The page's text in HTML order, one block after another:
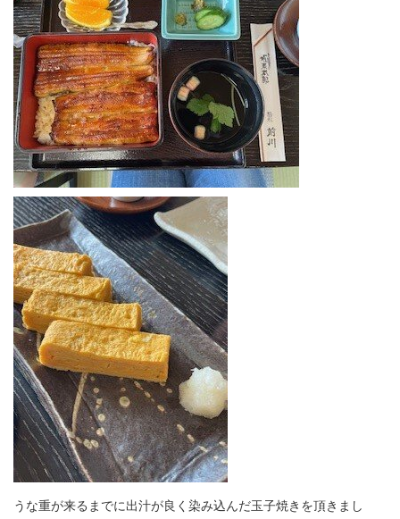
うな重が来るまでに出汁が良く染み込んだ玉子焼きを頂きまし